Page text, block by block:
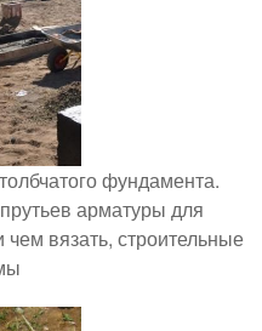
фундамента.
арматуры для
вязать, строительные